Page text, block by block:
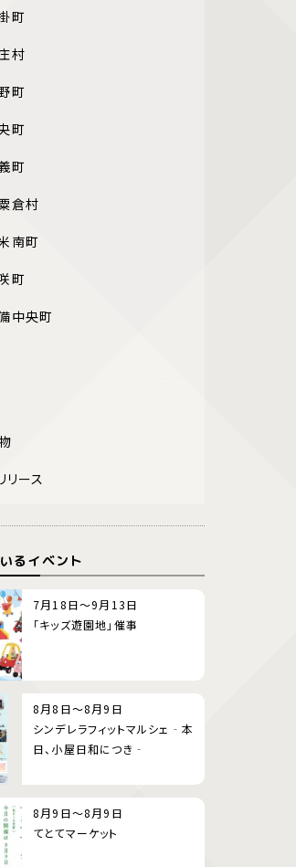
町
村
町
町
町
倉村
南町
町
中央町
リース
るイベント
7月18日～9月13日
「キッズ遊園地」催事
8月8日～8月9日
シンデレラフィットマルシェ‐本
日、小屋日和につき‐
8月9日～8月9日
てとてマーケット